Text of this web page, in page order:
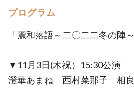
プログラム
「麗和落語～二〇二二冬の陣
▼11月3日(木祝）15:30公演
澄華あまね 西村菜那子 相